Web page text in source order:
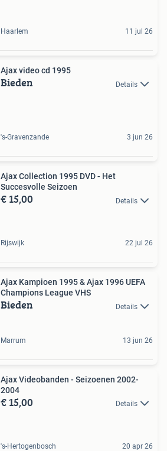
Haarlem 11 jul 26
Ajax video cd 1995
Bieden Details
's-Gravenzande 3 jun 26
Ajax Collection 1995 DVD - Het
Succesvolle Seizoen
€ 15,00 Details
Rijswijk 22 jul 26
Ajax Kampioen 1995 & Ajax 1996 UEFA
Champions League VHS
Bieden Details
Marrum 13 jun 26
Ajax Videobanden - Seizoenen 2002-
2004
€ 15,00 Details
's-Hertogenbosch 20 apr 26